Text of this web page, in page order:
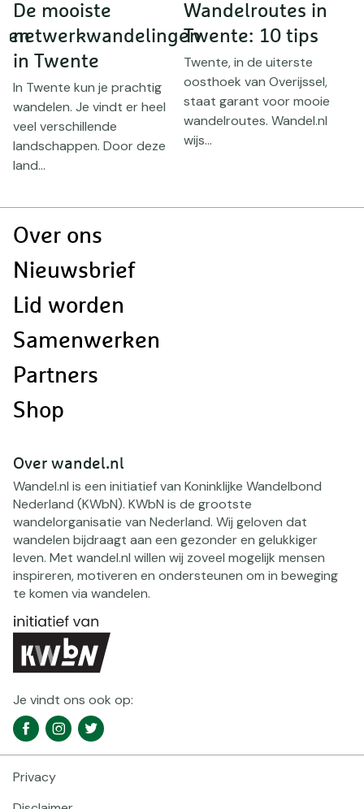
De mooiste
netwerkwandelingen
in Twente
In Twente kun je prachtig
wandelen. Je vindt er heel
veel verschillende
landschappen. Door deze
land...
Wandelroutes in
Twente: 10 tips
Twente, in de uiterste
oosthoek van Overijssel,
staat garant voor mooie
wandelroutes. Wandel.nl
wijs...
Doormat
Over ons
Nieuwsbrief
Lid worden
Samenwerken
Partners
Shop
Over wandel.nl
Wandel.nl is een initiatief van Koninklijke Wandelbond
Nederland (KWbN). KWbN is de grootste
wandelorganisatie van Nederland. Wij geloven dat
wandelen bijdraagt aan een gezonder en gelukkiger
leven. Met wandel.nl willen wij zoveel mogelijk mensen
inspireren, motiveren en ondersteunen om in beweging
te komen via wandelen.
Je vindt ons ook op:
Social
media
navigatie
FacebookInstagramTwitter
Footer
Privacy